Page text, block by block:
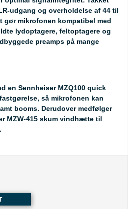
udgang og overholdelse af 44 til
gør mikrofonen kompatibel med
lydoptagere, feltoptagere og
preamps på mange
en Sennheiser MZQ100 quick
så mikrofonen kan
booms. Derudover medfølger
MZW-415 skum vindhætte til